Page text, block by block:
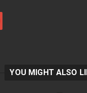
YOU MIGHT ALSO